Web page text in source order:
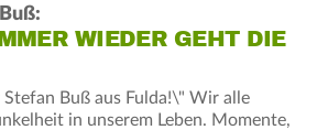
WIEDER GEHT DIE
Buß aus Fulda!\" Wir alle
in unserem Leben. Momente,